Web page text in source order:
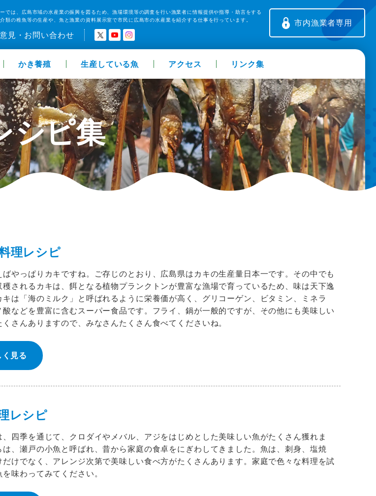
では、広島市域の水産業の振興を図るため、漁場環境等の調査を行い漁業者に情報提供や指導・助言をする
類の稚魚等の生産や、魚と漁業の資料展示室で市民に広島市の水産業を紹介する仕事を行っています。
見・お問い合わせ
市内漁業者専用
かき養殖 生産している魚 アクセス リンク集
シピ集
理レシピ
ばやっぱりカキですね。ご存じのとおり、広島県はカキの生産量日本一です。その中でも
穫されるカキは、餌となる植物プランクトンが豊富な漁場で育っているため、味は天下逸
キは「海のミルク」と呼ばれるように栄養価が高く、グリコーゲン、ビタミン、ミネラ
酸などを豊富に含むスーパー食品です。フライ、鍋が一般的ですが、その他にも美味しい
くさんありますので、みなさんたくさん食べてくださいね。
く見る
レシピ
、四季を通じて、クロダイやメバル、アジをはじめとした美味しい魚がたくさん獲れま
は、瀬戸の小魚と呼ばれ、昔から家庭の食卓をにぎわしてきました。魚は、刺身、塩焼
だけでなく、アレンジ次第で美味しい食べ方がたくさんあります。家庭で色々な料理を試
を味わってみてください。